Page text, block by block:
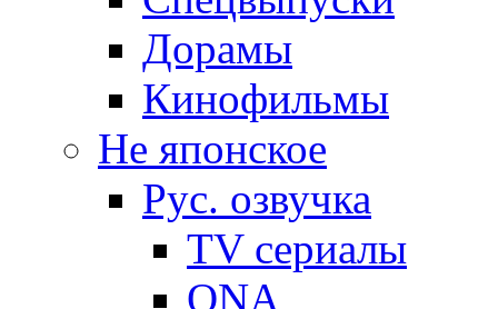
Дорамы
Кинофильмы
Не японское
Рус. озвучка
TV сериалы
ONA